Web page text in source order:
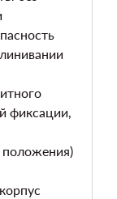
фиксации,
положения)